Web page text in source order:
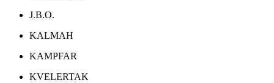
J.B.O.
KALMAH
KAMPFAR
KVELERTAK